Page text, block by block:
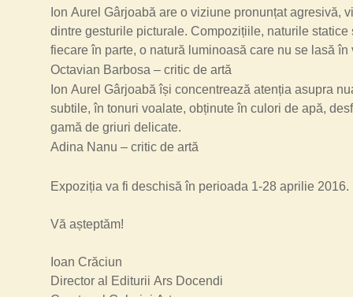
Ion Aurel Gârjoabă are o viziune pronunțat agresivă,
dintre gesturile picturale. Compozițiile, naturile
fiecare în parte, o natură luminoasă care nu se lasă
Octavian Barbosa – critic de artă
Ion Aurel Gârjoabă își concentrează atenția asupra
subtile, în tonuri voalate, obținute în culori de apă,
gamă de griuri
Adina Nanu – critic de artă
Expoziția va fi deschisă în perioada 1-28 aprilie 2016.
Vă așteptăm!
Ioan Crăciun
Director al Editurii Ars Docendi